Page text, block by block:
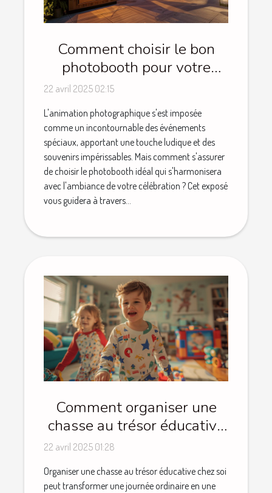
Comment choisir le bon
photobooth pour votre
événement spécial
22 avril 2025 02:15
L'animation photographique s'est imposée
comme un incontournable des événements
spéciaux, apportant une touche ludique et des
souvenirs impérissables. Mais comment s'assurer
de choisir le photobooth idéal qui s'harmonisera
avec l'ambiance de votre célébration ? Cet exposé
vous guidera à travers...
Comment organiser une
chasse au trésor éducative
pour enfants à la maison
22 avril 2025 01:28
Organiser une chasse au trésor éducative chez soi
peut transformer une journée ordinaire en une